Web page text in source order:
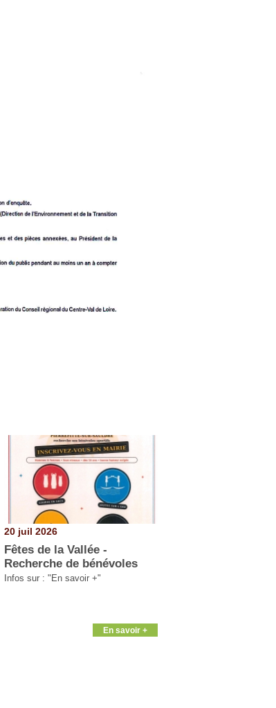
20 juil 2026
Fêtes de la Vallée -
Recherche de bénévoles
Infos sur : "En savoir +"
En savoir +